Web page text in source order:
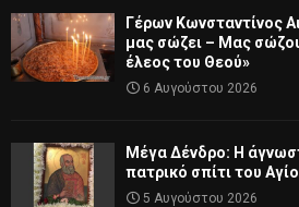
Γέρων Κωνσταντίνος
μας σώζει – Μας
έλεος του Θεού»
6 Αυγούστου 2026
Μέγα Δένδρο: Η
πατρικό σπίτι του
5 Αυγούστου 2026